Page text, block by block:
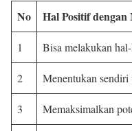
No Hal Positif
1 Bisa melakukan
2 Menentukan
3 Memaksimalkan